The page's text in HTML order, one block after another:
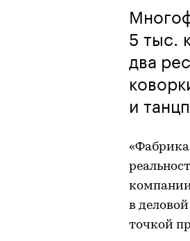
5 тыс.
два
и
компании
в
точкой